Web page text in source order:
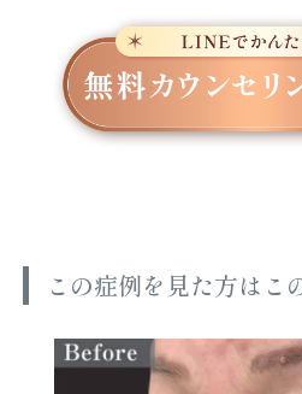
この症例を見た方はこ